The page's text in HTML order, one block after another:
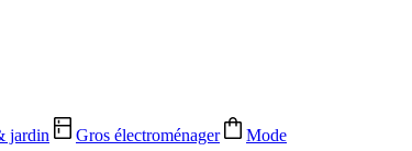
jardin Gros électroménager Mode